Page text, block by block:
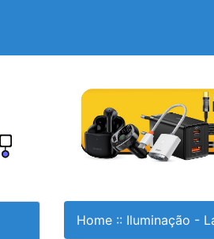
Home :: Iluminação -